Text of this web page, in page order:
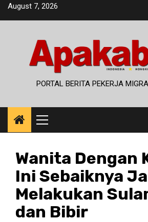
SkipAugust 7, 2026
PORTAL BERITA PEKERJA
Primary
Menu
Wanita Dengan
Ini Sebaiknya
Melakukan
dan Bibir